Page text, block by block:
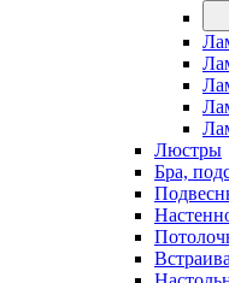
Люстры
Бра,